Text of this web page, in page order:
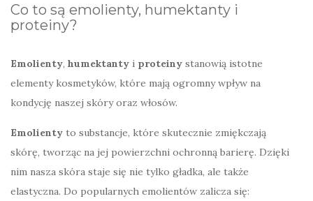
Co to są emolienty, humektanty i
proteiny?
Emolienty, humektanty i proteiny stanowią istotne
elementy kosmetyków, które mają ogromny wpływ na
kondycję naszej skóry oraz włosów.
Emolienty to substancje, które skutecznie zmiękczają
skórę, tworząc na jej powierzchni ochronną barierę. Dzięki
nim nasza skóra staje się nie tylko gładka, ale także
elastyczna. Do popularnych emolientów zalicza się: